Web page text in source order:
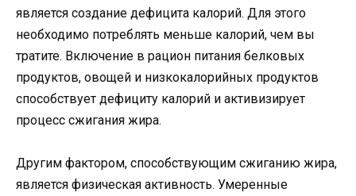
является создание дефицита калорий. Для этого
необходимо потреблять меньше калорий, чем вы
тратите. Включение в рацион питания белковых
продуктов, овощей и низкокалорийных продуктов
способствует дефициту калорий и активизирует
процесс сжигания жира.
Другим фактором, способствующим сжиганию жира,
является физическая активность. Умеренные